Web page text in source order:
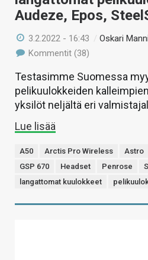
Audeze, Epos,
3.2.2022 - 16:43 /Oskari
Kommentit (38)
Testasimme Suomessa
pelikuulokkeiden
yksilöt neljältä eri
Lue lisää
A50 Arctis Pro Wireless Astro
GSP 670
Headset Penrose
langattomat kuulokkeet